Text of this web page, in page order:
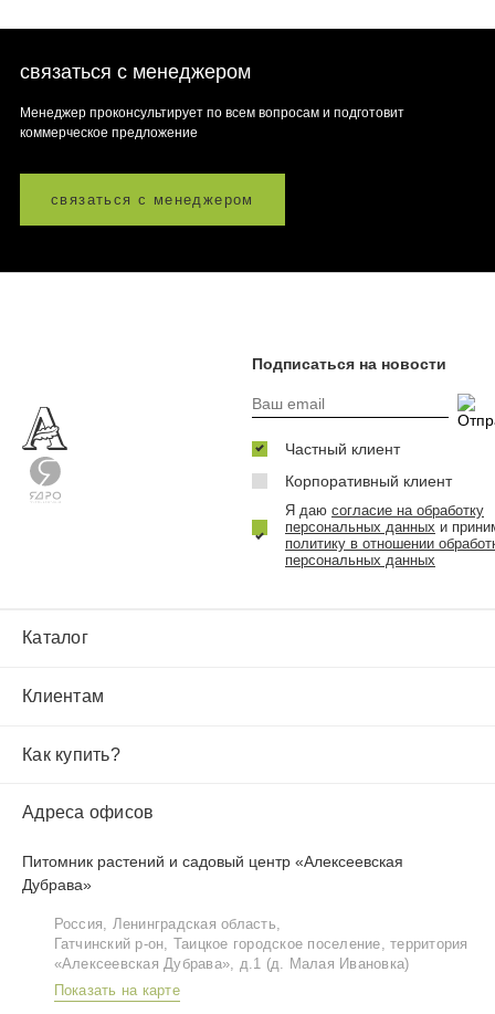
связаться с менеджером
Менеджер проконсультирует по всем вопросам и подготовит
коммерческое предложение
связаться с менеджером
Каталог
Клиентам
Как купить?
Адреса офисов
Питомник растений и садовый центр «Алексеевская
Дубрава»
Россия, Ленинградская область,
Гатчинский р‑он, Таицкое городское поселение, территория
«Алексеевская Дубрава», д.1 (д. Малая Ивановка)
Показать на карте
Подписаться на новости
Частный клиент
Корпоративный клиент
Я даю согласие на обработку
персональных данных и
политику в отношении
персональных данных